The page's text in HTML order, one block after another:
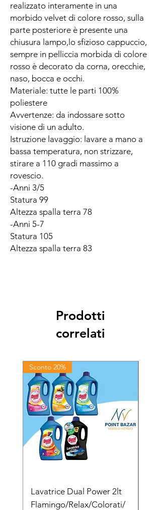
realizzato interamente in una
morbido velvet di colore rosso, sulla
parte posteriore è presente una
chiusura lampo,lo sfizioso cappuccio,
sempre in pelliccia morbida di colore
rosso è decorato da corna, orecchie,
naso, bocca e occhi.
Materiale: tutte le parti 100%
poliestere
Avvertenze: da indossare sotto
visione di un adulto.
Istruzione lavaggio: lavare a mano a
bassa temperatura, non strizzare,
stirare a 110 gradi massimo a
rovescio.
-Anni 3/5
Statura 99
Altezza spalla terra 78
-Anni 5-7
Statura 105
Altezza spalla terra 83
Prodotti
correlati
Sconto 20%
Lavatrice Dual Power 2lt
Flamingo/Relax/Colorati/